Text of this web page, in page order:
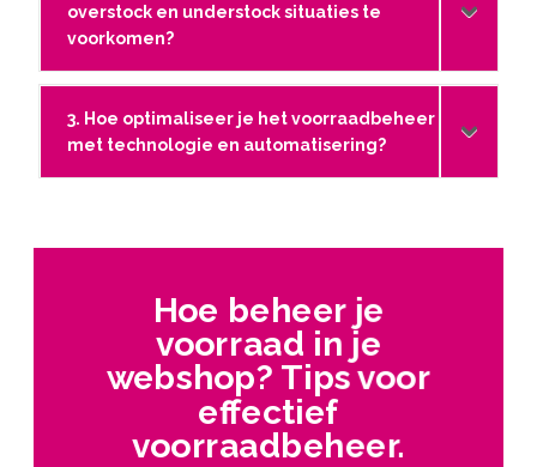
overstock en understock situaties te
voorkomen?
3. Hoe optimaliseer je het voorraadbeheer
met technologie en automatisering?
Hoe beheer je
voorraad in je
webshop? Tips voor
effectief
voorraadbeheer.​